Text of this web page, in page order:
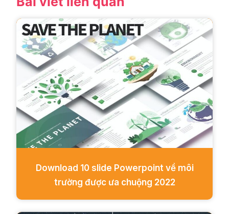
Download 10 slide Powerpoint về môi
trường được ưa chuộng 2022